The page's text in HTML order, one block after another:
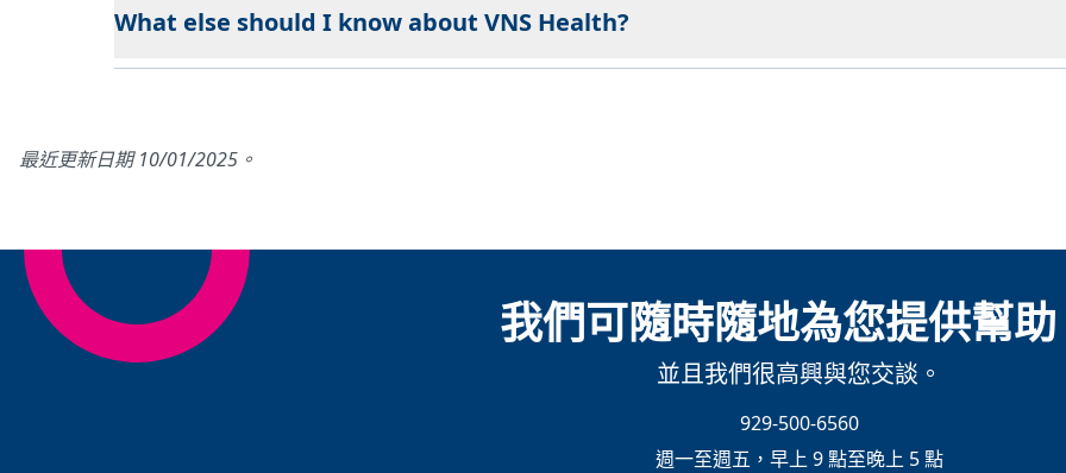
What else should I know about VNS Health?
最近更新日期 10/01/2025。
我們可隨時隨地為您提供幫
並且我們很高興與您交談。
929-500-6560
週一至週五，早上 9 點至晚上 5 點